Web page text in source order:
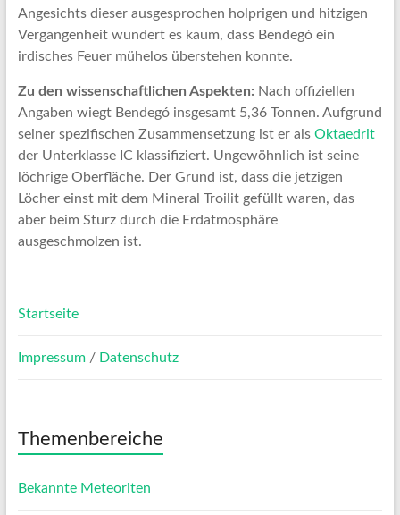
Angesichts dieser ausgesprochen holprigen und hitzigen
Vergangenheit wundert es kaum, dass Bendegó ein
irdisches Feuer mühelos überstehen konnte.
Zu den wissenschaftlichen Aspekten: Nach offiziellen
Angaben wiegt Bendegó insgesamt 5,36 Tonnen. Aufgrund
seiner spezifischen Zusammensetzung ist er als Oktaedrit
der Unterklasse IC klassifiziert. Ungewöhnlich ist seine
löchrige Oberfläche. Der Grund ist, dass die jetzigen
Löcher einst mit dem Mineral Troilit gefüllt waren, das
aber beim Sturz durch die Erdatmosphäre
ausgeschmolzen ist.
Startseite
Impressum / Datenschutz
Themenbereiche
Bekannte Meteoriten